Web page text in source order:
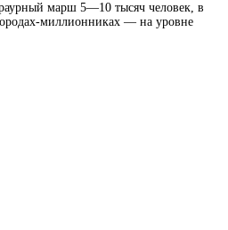
марш 5—10 тысяч человек, в
миллионниках — на уровне